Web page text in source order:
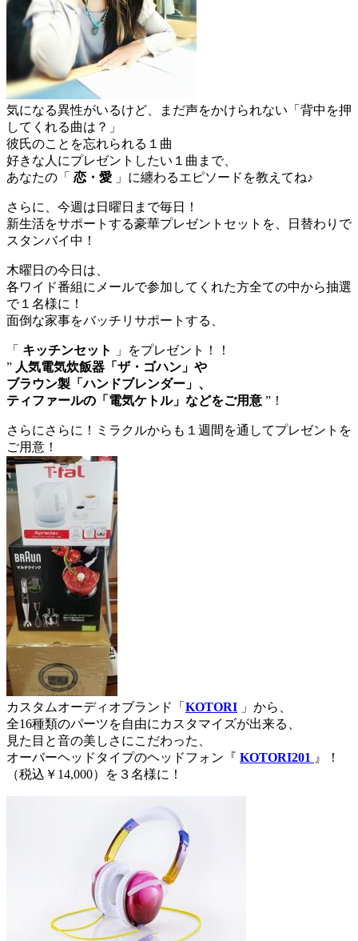
気になる異性がいるけど、まだ声をかけられない「背中を押
してくれる曲は？」
彼氏のことを忘れられる１曲
好きな人にプレゼントしたい１曲まで、
あなたの「 恋・愛 」に纏わるエピソードを教えてね♪
さらに、今週は日曜日まで毎日！
新生活をサポートする豪華プレゼントセットを、日替わりで
スタンバイ中！
木曜日の今日は、
各ワイド番組にメールで参加してくれた方全ての中から抽選
で１名様に！
面倒な家事をバッチリサポートする、
「 キッチンセット
」をプレゼント！！
” 人気電気炊飯器「ザ・ゴハン」や
ブラウン製「ハンドブレンダー」、
ティファールの「電気ケトル」などをご用意 ”！
さらにさらに！ミラクルからも１週間を通してプレゼントを
ご用意！
カスタムオーディオブランド「 KOTORI 」から、
全16種類のパーツを自由にカスタマイズが出来る、
見た目と音の美しさにこだわった、
オーバーヘッドタイプのヘッドフォン『 KOTORI201 』！
（税込￥14,000）を３名様に！